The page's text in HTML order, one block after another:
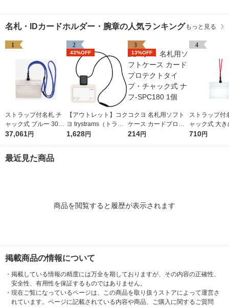
名札・IDカードホルダー・腕章の人気ランキング もっと見る
1
ストラップ付名札 チ
ャック式 ブルー 300
組 HEROES オリジナ
37,061円
2
43%OFF
【アウトレット】コク
ヨ trystrams（トライ
ストラムス） リール
1,628円
3
13%OFF
コクヨ 名札用ソフト
ケース カードプロテ
クトタイプ・チャック
214円
4
ストラップ付
ャック式 大
ズ レッド 5組
710円
最近見た商品
商品を閲覧すると履歴が表示されます
掲載商品の情報について
・ 掲載している情報の精度には万全を期しておりますが、その内容の正確性、
安全性、有用性を保証するものではありません。
・ 現在ご覧になっているページは、この商品を取り扱うストアによって運営さ
れています。ページに記載されている内容や商品、ご購入に関するご質問